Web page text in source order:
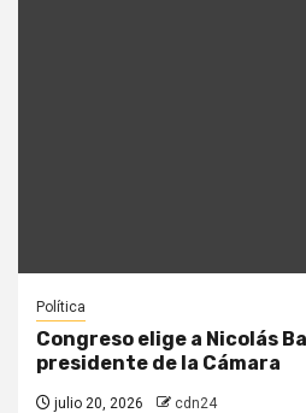
Política
Congreso elige a Nicolás
presidente de la Cámara
julio 20, 2026 cdn24